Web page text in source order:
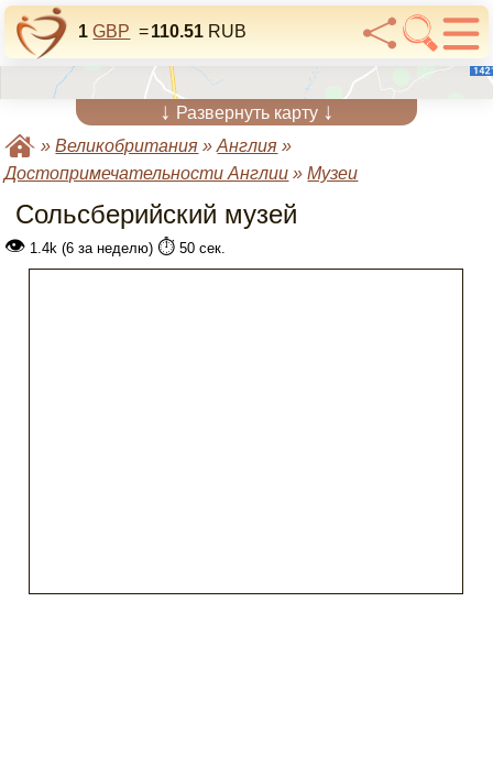
1 GBP =110.51 RUB
↓ Развернуть карту ↓
»Великобритания »Англия »
Достопримечательности Англии »Музеи
Сольсберийский музей
👁 1.4k (6 за неделю) ⏱️ 50 сек.